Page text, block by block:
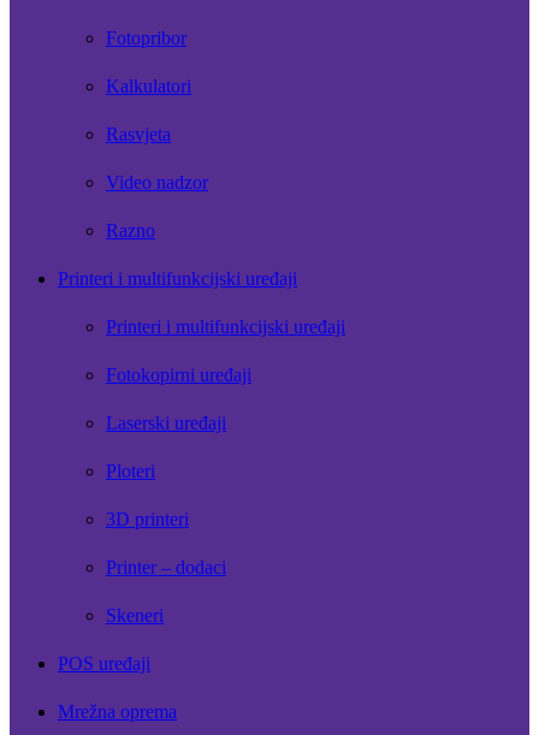
Fotopribor
Kalkulatori
Rasvjeta
Video nadzor
Razno
Printeri i multifunkcijski uređaji
Printeri i multifunkcijski uređaji
Fotokopirni uređaji
Laserski uređaji
Ploteri
3D printeri
Printer – dodaci
Skeneri
POS uređaji
Mrežna oprema